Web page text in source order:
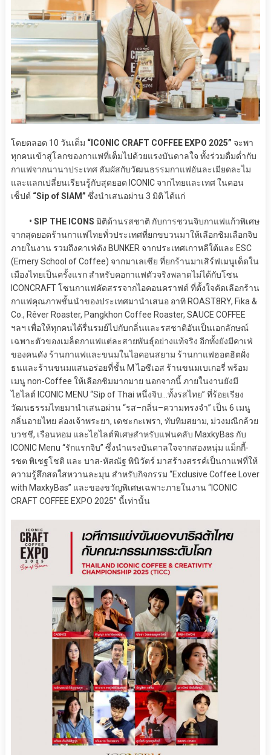
โดยตลอด 10 วันเต็ม “ICONIC CRAFT COFFEE EXPO 2025” จะพา
ทุกคนเข้าสู่โลกของกาแฟที่เต็มไปด้วยแรงบันดาลใจ ทั้งร่วมดื่มด่ำกับ
กาแฟจากนานาประเทศ สัมผัสกับวัฒนธรรมกาแฟอันละเมียดละไม
และแลกเปลี่ยนเรียนรู้กับสุดยอด ICONIC จากไทยและเทศ ในคอน
เซ็ปต์ “Sip of SIAM” ซึ่งนำเสนอผ่าน 3 มิติ ได้แก่
• SIP THE ICONS มิติด้านรสชาติ กับการชวนจิบกาแฟแก้วพิเศษ
จากสุดยอดร้านกาแฟไทยทั่วประเทศที่ยกขบวนมาให้เลือกชิมเลือกจิบ
ภายในงาน รวมถึงคาเฟ่ดัง BUNKER จากประเทศเกาหลีใต้และ ESC
(Emery School of Coffee) จากมาเลเซีย ที่ยกร้านมาเสิร์ฟเมนูเด็ดใน
เมืองไทยเป็นครั้งแรก สำหรับคอกาแฟตัวจริงพลาดไม่ได้กับโซน
ICONCRAFT โซนกาแฟคัดสรรจากไอคอนคราฟต์ ที่ตั้งใจคัดเลือกร้าน
กาแฟคุณภาพชั้นนำของประเทศมานำเสนอ อาทิ ROAST8RY, Fika &
Co., Rêver Roaster, Pangkhon Coffee Roaster, SAUCE COFFEE
ฯลฯ เพื่อให้ทุกคนได้รื่นรมย์ไปกับกลิ่นและรสชาติอันเป็นเอกลักษณ์
เฉพาะตัวของเมล็ดกาแฟแต่ละสายพันธุ์อย่างแท้จริง อีกทั้งยังมีคาเฟ่
ของคนดัง ร้านกาแฟและขนมในไอคอนสยาม ร้านกาแฟฮอตฮิตฝั่ง
ธนและร้านขนมแสนอร่อยที่ชั้น M ไอซีเอส ร้านขนมเบเกอรี่ พร้อม
เมนู non-Coffee ให้เลือกชิมมากมาย นอกจากนี้ ภายในงานยังมี
ไฮไลต์ ICONIC MENU “Sip of Thai หนึ่งจิบ…ทั้งรสไทย” ที่ร้อยเรียง
วัฒนธรรมไทยมานำเสนอผ่าน “รส–กลิ่น–ความทรงจำ” เป็น 6 เมนู
กลิ่นอายไทย ล่องเจ้าพระยา, เดชะกะเพรา, ทับทิมสยาม, ม่วงมณีกล้วย
บวชชี, เรือนหอม และไฮไลต์พิเศษสำหรับแฟนคลับ MaxkyBas กับ
ICONIC Menu “รักแรกจิบ” ซึ่งนำแรงบันดาลใจจากสองหนุ่ม แม็กกี้-
รชต พิเชฐโชติ และ บาส-หัสณัฐ พินิวัตร์ มาสร้างสรรค์เป็นกาแฟที่ให้
ความรู้สึกสดใสหวานละมุน สำหรับกิจกรรม “Exclusive Coffee Lover
with MaxkyBas” และของขวัญพิเศษเฉพาะภายในงาน “ICONIC
CRAFT COFFEE EXPO 2025” นี้เท่านั้น